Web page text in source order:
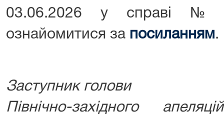
03.06.2026 у справі №
ознайомитися за посиланням .
Заступник голови
Північно-західного